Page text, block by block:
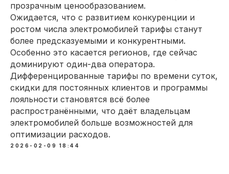
прозрачным ценообразованием.
Ожидается, что с развитием конкуренции и
ростом числа электромобилей тарифы станут
более предсказуемыми и конкурентными.
Особенно это касается регионов, где сейчас
доминируют один-два оператора.
Дифференцированные тарифы по времени суток,
скидки для постоянных клиентов и программы
лояльности становятся всё более
распространёнными, что даёт владельцам
электромобилей больше возможностей для
оптимизации расходов.
2026-02-09 18:44